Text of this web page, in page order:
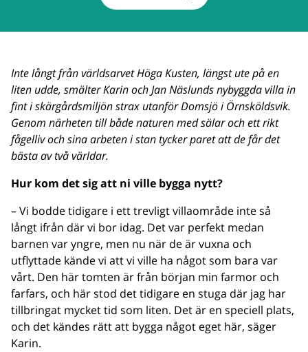
Inte långt från världsarvet Höga Kusten, längst ute på en
liten udde, smälter Karin och Jan Näslunds nybyggda villa in
fint i skärgårdsmiljön strax utanför Domsjö i Örnsköldsvik.
Genom närheten till både naturen med sälar och ett rikt
fågelliv och sina arbeten i stan tycker paret att de får det
bästa av två världar.
Hur kom det sig att ni ville bygga nytt?
– Vi bodde tidigare i ett trevligt villaområde inte så
långt ifrån där vi bor idag. Det var perfekt medan
barnen var yngre, men nu när de är vuxna och
utflyttade kände vi att vi ville ha något som bara var
vårt. Den här tomten är från början min farmor och
farfars, och här stod det tidigare en stuga där jag har
tillbringat mycket tid som liten. Det är en speciell plats,
och det kändes rätt att bygga något eget här, säger
Karin.